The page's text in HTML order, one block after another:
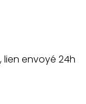
lien envoyé 24h